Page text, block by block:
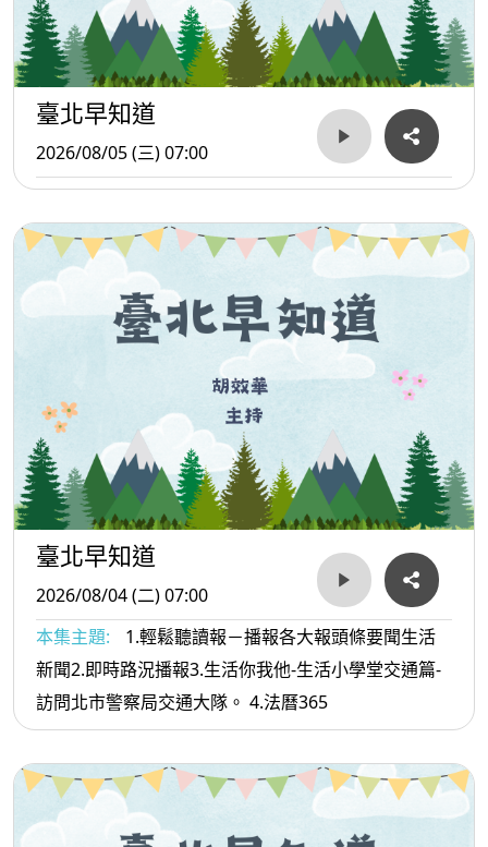
臺北早知道
2026/08/05 (三) 07:00
臺北早知道
2026/08/04 (二) 07:00
本集主題:
1.輕鬆聽讀報－播報各大報頭條要聞生活
新聞2.即時路況播報3.生活你我他-生活小學堂交通篇-
訪問北市警察局交通大隊。 4.法曆365